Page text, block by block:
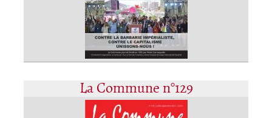
La Commune n°129